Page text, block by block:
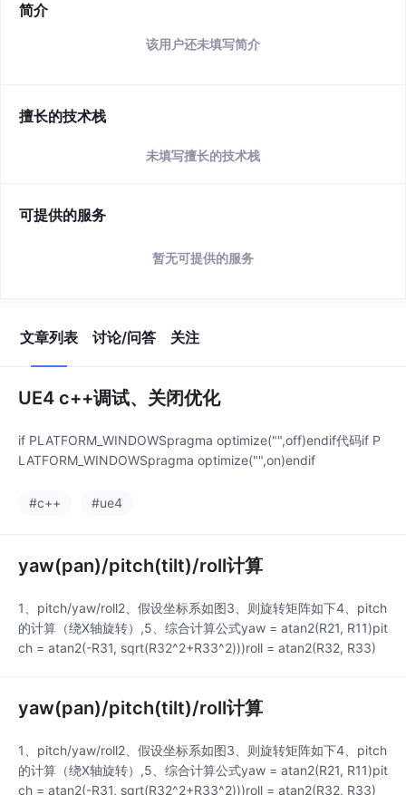
简介
该用户还未填写简介
擅长的技术栈
未填写擅长的技术栈
可提供的服务
暂无可提供的服务
文章列表 讨论/问答 关注
UE4 c++调试、关闭优化
if PLATFORM_WINDOWSpragma optimize("",off)endif代码if P
LATFORM_WINDOWSpragma optimize("",on)endif
#c++ #ue4
yaw(pan)/pitch(tilt)/roll计算
1、pitch/yaw/roll2、假设坐标系如图3、则旋转矩阵如下4、pitch
的计算（绕X轴旋转）,5、综合计算公式yaw = atan2(R21, R11)pit
ch = atan2(-R31, sqrt(R32^2+R33^2)))roll = atan2(R32, R33)
yaw(pan)/pitch(tilt)/roll计算
1、pitch/yaw/roll2、假设坐标系如图3、则旋转矩阵如下4、pitch
的计算（绕X轴旋转）,5、综合计算公式yaw = atan2(R21, R11)pit
ch = atan2(-R31, sqrt(R32^2+R33^2)))roll = atan2(R32, R33)